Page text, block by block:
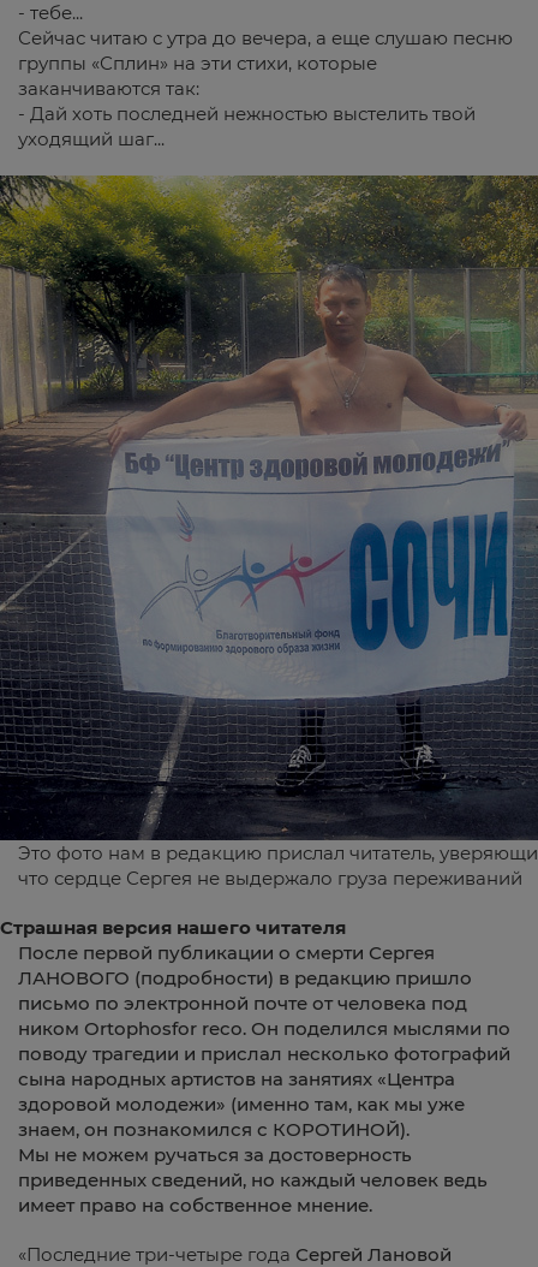
- тебе...
Сейчас читаю с утра до вечера, а еще слушаю песню
группы «Сплин» на эти стихи, которые
заканчиваются так:
- Дай хоть последней нежностью выстелить твой
уходящий шаг...
Это фото нам в редакцию прислал читатель,
что сердце Сергея не выдержало груза переживаний
Страшная версия нашего читателя
После первой публикации о смерти Сергея
ЛАНОВОГО (подробности) в редакцию пришло
письмо по электронной почте от человека под
ником Оrtophosfor reco. Он поделился мыслями по
поводу трагедии и прислал несколько фотографий
сына народных артистов на занятиях «Центра
здоровой молодежи» (именно там, как мы уже
знаем, он познакомился с КОРОТИНОЙ).
Мы не можем ручаться за достоверность
приведенных сведений, но каждый человек ведь
имеет право на собственное мнение.
«Последние три-четыре года Сергей Лановой